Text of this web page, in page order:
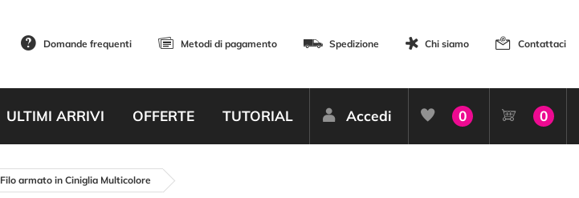
Domande frequenti Metodi di pagamento Spedizione Chi siamo Contattaci
ULTIMI ARRIVI OFFERTE TUTORIAL Accedi 0 0
Filo armato in Ciniglia Multicolore